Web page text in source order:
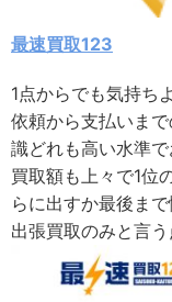
最速買取123
1点からでも気持ち
依頼から支払いま
識どれも高い水準で
買取額も上々で1位
らに出すか最後ま
出張買取のみと言う